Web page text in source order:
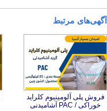
آگهی‌های مرتبط
فروش پلی آلومینیوم کلراید
خوراکی / PAC آشامیدنی